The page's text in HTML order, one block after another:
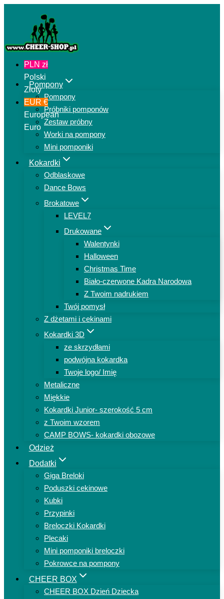
Pompony
Pompony
Próbniki pomponów
Zestaw próbny
Worki na pompony
Mini pomponiki
Kokardki
Odblaskowe
Dance Bows
Brokatowe
LEVEL7
Drukowane
Walentynki
Halloween
Christmas Time
Biało-czerwone Kadra Narodowa
Z Twoim nadrukiem
Twój pomysł
Z dżetami i cekinami
Kokardki 3D
ze skrzydłami
podwójna kokardka
Twoje logo/ Imię
Metaliczne
Miękkie
Kokardki Junior- szerokość 5 cm
z Twoim wzorem
CAMP BOWS- kokardki obozowe
Odzież
Dodatki
Giga Breloki
Poduszki cekinowe
Kubki
Przypinki
Breloczki Kokardki
Plecaki
Mini pomponiki breloczki
Pokrowce na pompony
CHEER BOX
CHEER BOX Dzień Dziecka
PLN zł
Polski
Złoty
EUR €
European
Euro